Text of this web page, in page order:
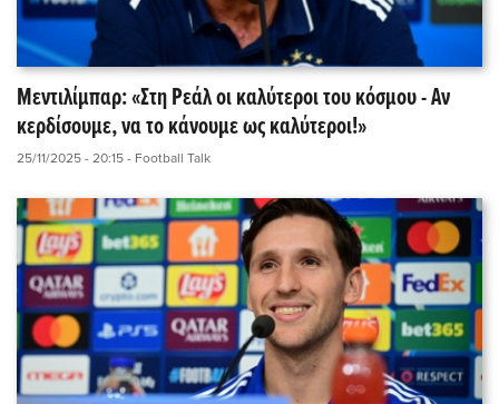
Μεντιλίμπαρ: «Στη Ρεάλ οι καλύτεροι του κόσμου - Αν
κερδίσουμε, να το κάνουμε ως καλύτεροι!»
25/11/2025 - 20:15 - Football Talk